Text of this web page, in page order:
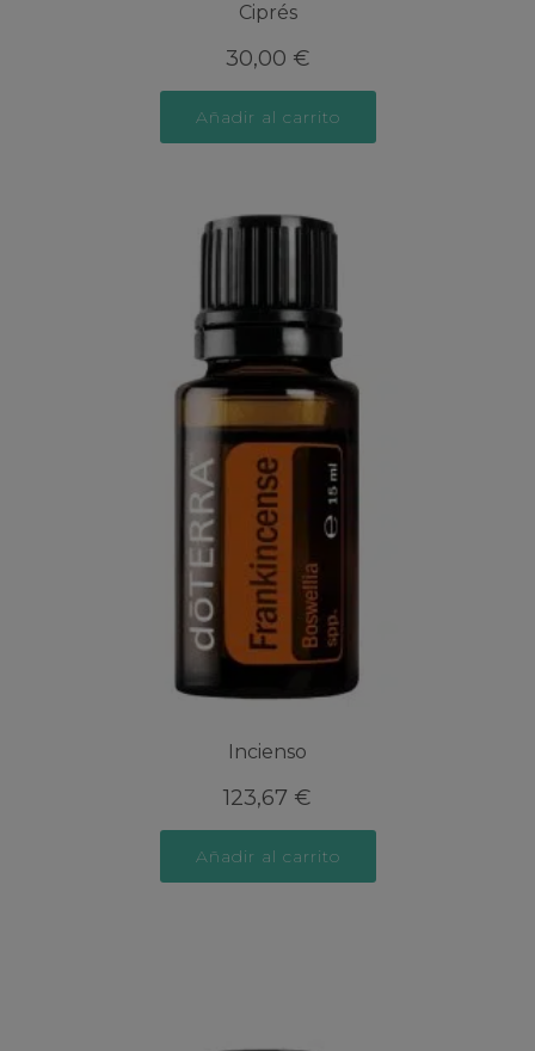
Ciprés
30,00 €
Añadir al carrito
Incienso
123,67 €
Añadir al carrito